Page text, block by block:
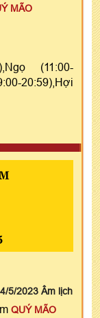
MÃO
(11:00-
20:59),Hợi
5/2023 Âm lịch
QUÝ MÃO